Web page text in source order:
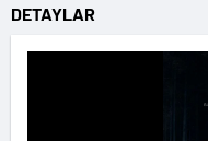
DETAYLAR